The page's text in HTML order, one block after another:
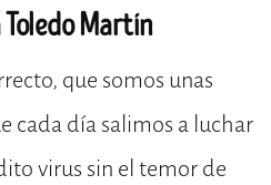
Martín
que somos unas
cada día salimos a luchar
virus sin el temor de